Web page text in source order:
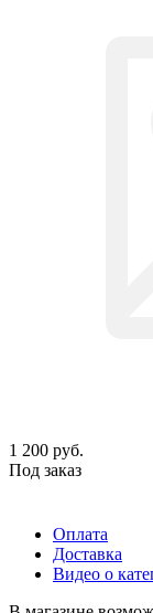
1 200 руб.
Под заказ
Оплата
Доставка
Видео о